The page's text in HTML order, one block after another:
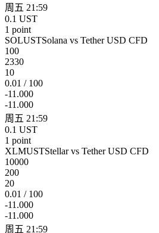
周五 21:59
0.1 UST
1 point
SOLUSTSolana vs Tether USD CFD
100
2330
10
0.01 / 100
-11.000
-11.000
周五 21:59
0.1 UST
1 point
XLMUSTStellar vs Tether USD CFD
10000
200
20
0.01 / 100
-11.000
-11.000
周五 21:59